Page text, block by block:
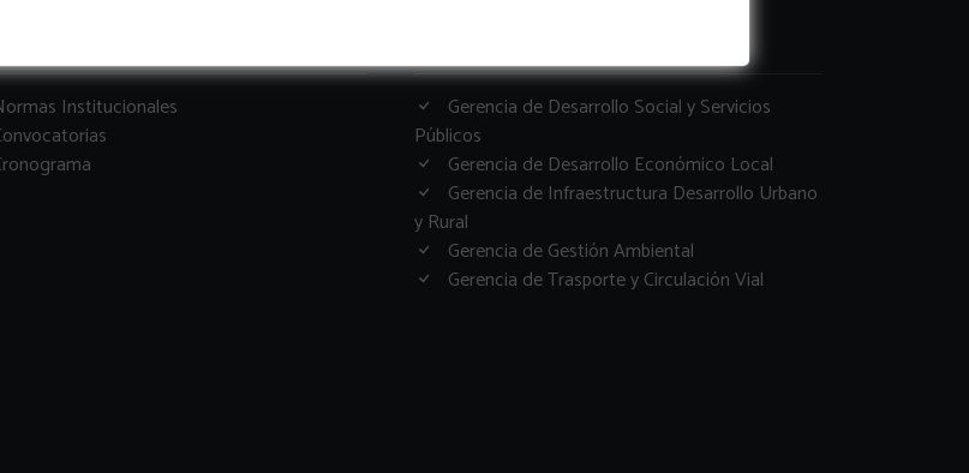
Institucionales
Gerencia de Desarrollo Social y Servicios
Públicos
Gerencia de Desarrollo Económico Local
Gerencia de Infraestructura Desarrollo Urbano
y Rural
Gerencia de Gestión Ambiental
Gerencia de Trasporte y Circulación Vial